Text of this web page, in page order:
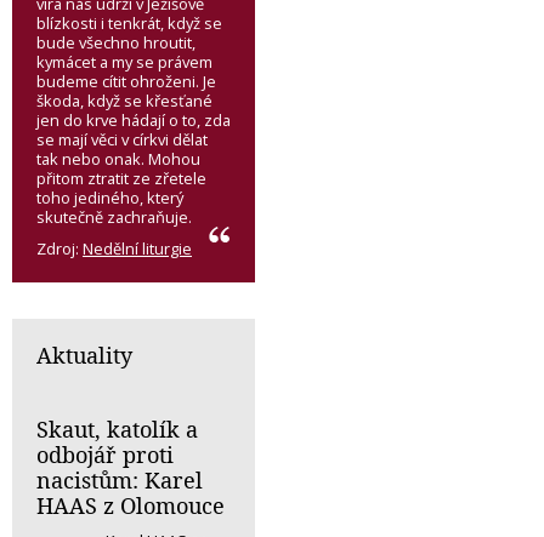
blízkosti i tenkrát, když se
bude všechno hroutit,
kymácet a my se právem
budeme cítit ohroženi. Je
škoda, když se křesťané
jen do krve hádají o to, zda
se mají věci v církvi dělat
tak nebo onak. Mohou
přitom ztratit ze zřetele
toho jediného, který
skutečně zachraňuje.
Zdroj: Nedělní liturgie
Aktuality
Skaut, katolík a
odbojář proti
nacistům: Karel
HAAS z Olomouce